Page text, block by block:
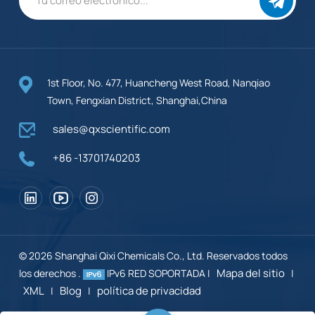
1st Floor, No. 477, Huancheng West Road, Nanqiao
Town, Fengxian District, Shanghai,China
sales@qxscientific.com
+86 -13701740203
© 2026 Shanghai Qixi Chemicals Co., Ltd. Reservados todos
los derechos .
IPv6 RED SOPORTADA | Mapa del sitio |
XML | Blog | política de privacidad